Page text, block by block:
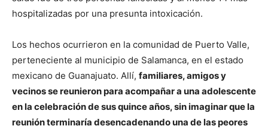
hospitalizadas por una presunta intoxicación.
Los hechos ocurrieron en la comunidad de Puerto Valle,
perteneciente al municipio de Salamanca, en el estado
mexicano de Guanajuato. Allí, familiares, amigos y
vecinos se reunieron para acompañar a una adolescente
en la celebración de sus quince años, sin imaginar que la
reunión terminaría desencadenando una de las peores